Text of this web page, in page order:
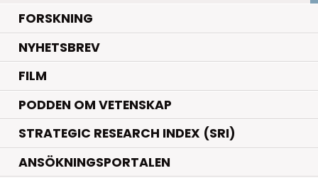
FORSKNING.
NYHETSBREV
FILM
PODDEN OM VETENSKAP
STRATEGIC RESEARCH INDEX (SRI)
ANSÖKNINGSPORTALEN